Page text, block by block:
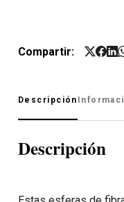
Compartir:
Descripción
Descripción